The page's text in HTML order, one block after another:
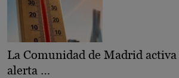
La Comunidad de Madrid
alerta …